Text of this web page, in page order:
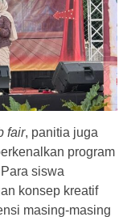
fair, panitia juga
program
siswa
konsep kreatif
masing-masing